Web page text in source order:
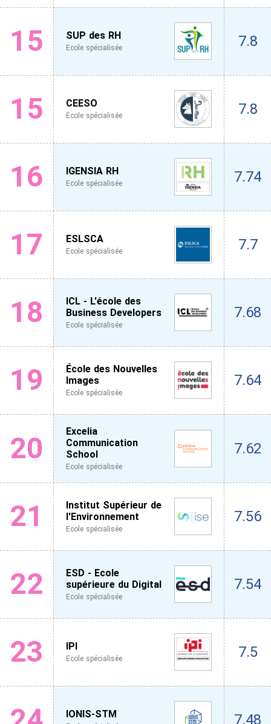
15 SUP des RH
Ecole spécialisée 7.8
15 CEESO
Ecole spécialisée 7.8
16 IGENSIA RH
Ecole spécialisée 7.74
17 ESLSCA
Ecole spécialisée 7.7
18
ICL - L'école des
Business Developers
Ecole spécialisée
7.68
19
École des Nouvelles
Images
Ecole spécialisée
7.64
20
Excelia
Communication
School
Ecole spécialisée
7.62
21
Institut Supérieur de
l'Environnement
Ecole spécialisée
7.56
22
ESD - Ecole
supérieure du Digital
Ecole spécialisée
7.54
23 IPI
Ecole spécialisée 7.5
IONIS-STM 7.48